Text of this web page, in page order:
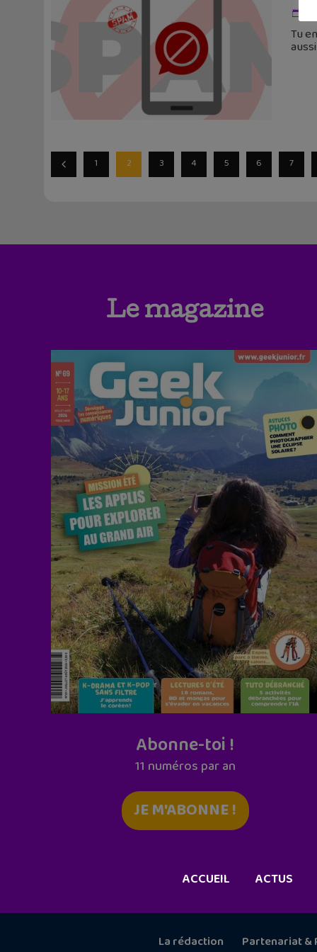
Tu
1 2 3 4 5 6 7
Le magazine
Abonne-toi !
11 numéros par an
JE M'ABONNE !
ACCUEIL ACTUS
La rédaction Partenariat &